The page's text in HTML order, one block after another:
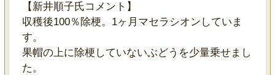
【新井順子氏コメント】
収穫後100％除梗。1ヶ月マセラシオンしていま
す。
果帽の上に除梗していないぶどうを少量乗せまし
た。